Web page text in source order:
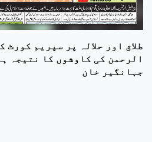
طلاق اور حلالہ پر سپریم
الرحمن کی کاوشوں کا نتیجہ
جہانگیر خان